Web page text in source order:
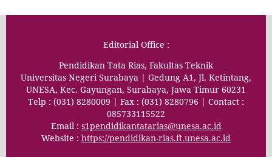
Editorial Office :
Pendidikan Tata Rias, Fakultas Teknik
Universitas Negeri Surabaya | Gedung A1, Jl. Ketintang,
UNESA, Kec. Gayungan, Surabaya, Jawa Timur 60231
Telp : (031) 8280009 | Fax : (031) 8280796 | Contact :
085733115522
Email : s1pendidikantatarias@unesa.ac.id
Website : https://pendidikan-rias.ft.unesa.ac.id